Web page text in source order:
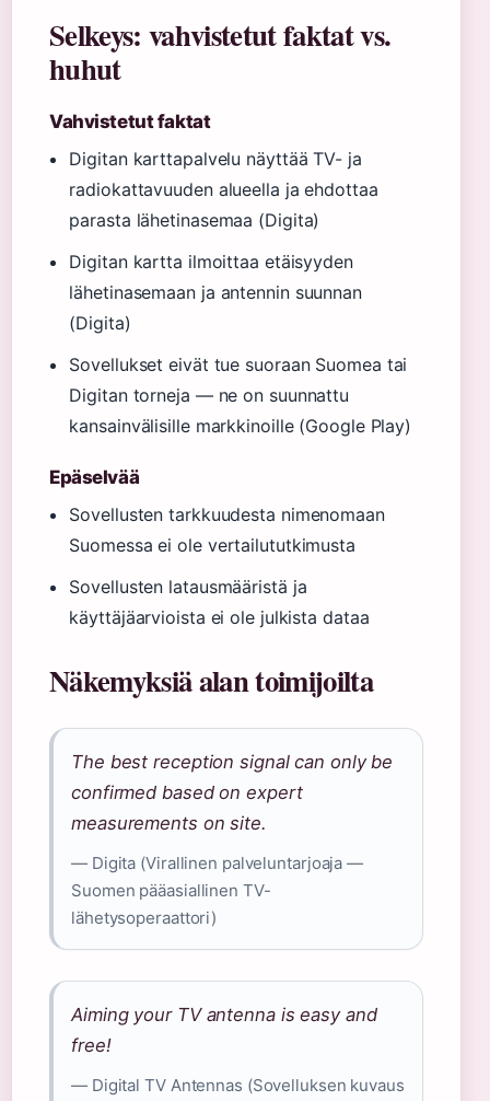
Selkeys: vahvistetut faktat vs.
huhut
Vahvistetut faktat
Digitan karttapalvelu näyttää TV- ja
radiokattavuuden alueella ja ehdottaa
parasta lähetinasemaa (Digita)
Digitan kartta ilmoittaa etäisyyden
lähetinasemaan ja antennin suunnan
(Digita)
Sovellukset eivät tue suoraan Suomea tai
Digitan torneja — ne on suunnattu
kansainvälisille markkinoille (Google Play)
Epäselvää
Sovellusten tarkkuudesta nimenomaan
Suomessa ei ole vertailututkimusta
Sovellusten latausmääristä ja
käyttäjäarvioista ei ole julkista dataa
Näkemyksiä alan toimijoilta
The best reception signal can only be
confirmed based on expert
measurements on site.
— Digita (Virallinen palveluntarjoaja —
Suomen pääasiallinen TV-
lähetysoperaattori)
Aiming your TV antenna is easy and
free!
— Digital TV Antennas (Sovelluksen kuvaus